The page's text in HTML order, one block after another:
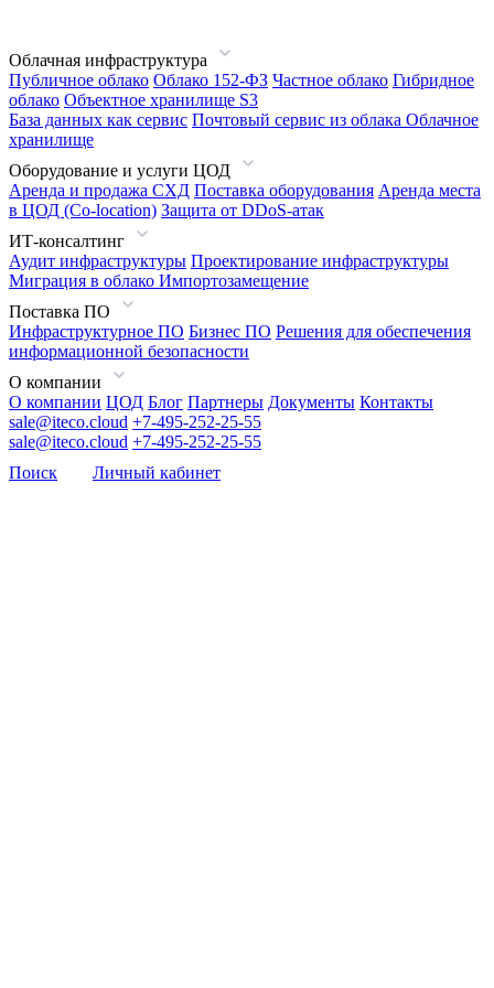
Облачная инфраструктура
Публичное облако Облако 152-ФЗ Частное облако Гибридное
облако Объектное хранилище S3
База данных как сервис Почтовый сервис из облака Облачное
хранилище
Оборудование и услуги ЦОД
Аренда и продажа СХД Поставка оборудования Аренда места
в ЦОД (Co-location) Защита от DDoS-атак
ИТ-консалтинг
Аудит инфраструктуры Проектирование инфраструктуры
Миграция в облако Импортозамещение
Поставка ПО
Инфраструктурное ПО Бизнес ПО Решения для обеспечения
информационной безопасности
О компании
О компании ЦОД Блог Партнеры Документы Контакты
sale@iteco.cloud +7-495-252-25-55
sale@iteco.cloud +7-495-252-25-55
Поиск
Личный кабинет